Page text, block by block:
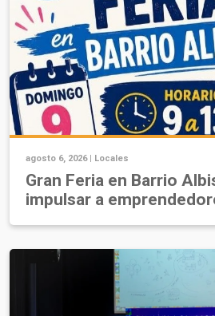
agosto 6, 2026 | Locales
Gran Feria en Barrio
impulsar a